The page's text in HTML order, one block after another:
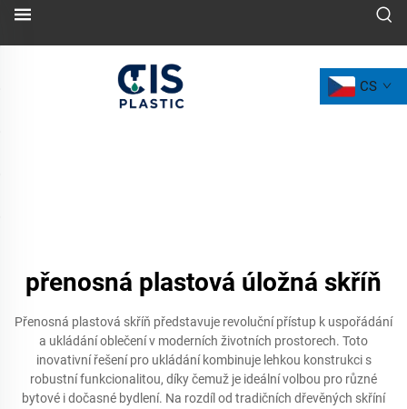
CS
přenosná plastová úložná skříň
Přenosná plastová skříň představuje revoluční přístup k uspořádání
a ukládání oblečení v moderních životních prostorech. Toto
inovativní řešení pro ukládání kombinuje lehkou konstrukci s
robustní funkcionalitou, díky čemuž je ideální volbou pro různé
bytové i dočasné bydlení. Na rozdíl od tradičních dřevěných skříní